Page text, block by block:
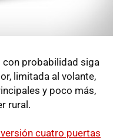
con probabilidad siga
limitada al volante,
y poco más,
rural.
versión cuatro puertas